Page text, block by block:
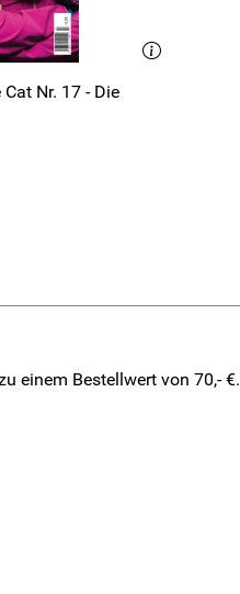
Nr. 17 - Die
einem Bestellwert von 70,- €.